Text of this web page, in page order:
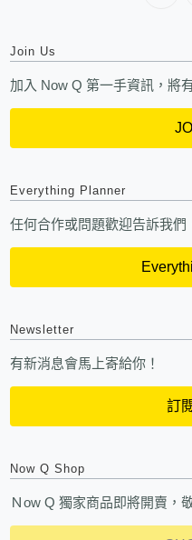
Join Us
加入 Now Q 第一手資訊，將
Everything Planner
任何合作或問題歡迎告訴我們
Newsletter
有新消息會馬上寄給你！
訂
Now Q Shop
Ｎow Q 獨家商品即將開賣，